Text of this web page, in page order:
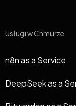
Usługi w Chmurze
n8n as a Service
DeepSeek as a